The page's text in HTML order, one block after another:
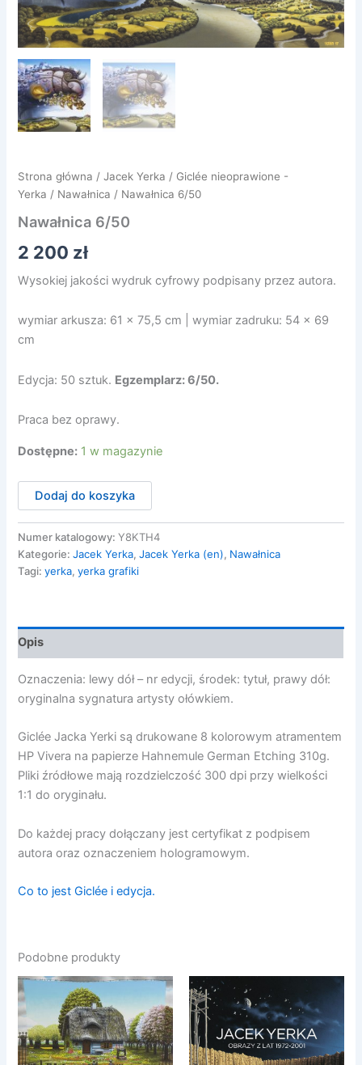
Strona główna /Jacek Yerka / Giclée nieoprawione -
Yerka / Nawałnica / Nawałnica 6/50
Nawałnica 6/50
2 200 zł
Wysokiej jakości wydruk cyfrowy podpisany przez autora.
wymiar arkusza: 61 x 75,5 cm | wymiar zadruku: 54 x 69
cm
Edycja: 50 sztuk. Egzemplarz: 6/50.
Praca bez oprawy.
Dostępne: 1 w magazynie
ilość
Nawałnica
6/50
Dodaj do koszyka
Numer katalogowy:Y8KTH4
Kategorie:Jacek Yerka,Jacek Yerka (en), Nawałnica
Tagi:yerka,yerka grafiki
Opis
Oznaczenia: lewy dół – nr edycji, środek: tytuł, prawy dół:
oryginalna sygnatura artysty ołówkiem.
Giclée Jacka Yerki są drukowane 8 kolorowym atramentem
HP Vivera na papierze Hahnemule German Etching 310g.
Pliki źródłowe mają rozdzielczość 300 dpi przy wielkości
1:1 do oryginału.
Do każdej pracy dołączany jest certyfikat z podpisem
autora oraz oznaczeniem hologramowym.
Co to jest Giclée i edycja.
Podobne produkty